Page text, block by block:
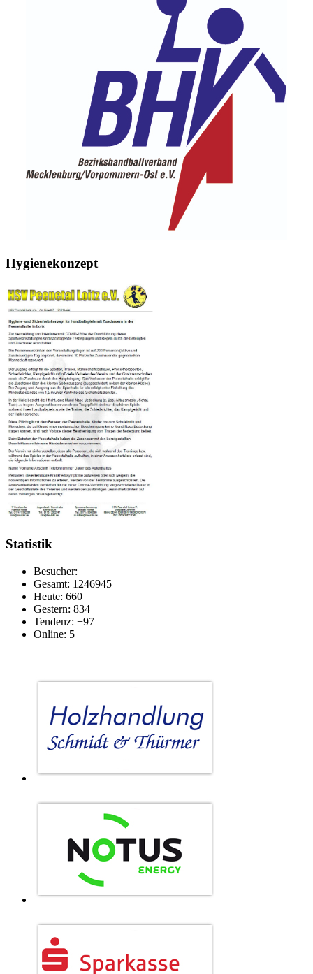
Hygienekonzept
Statistik
Besucher:
Gesamt: 1246945
Heute: 660
Gestern: 834
Tendenz: +97
Online: 5